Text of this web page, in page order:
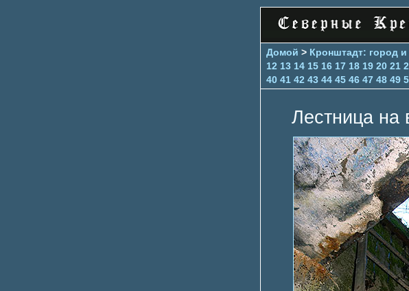
Домой > Кронштадт: город
12 13 14 15 16 17 18 19 20 21
40 41 42 43 44 45 46 47 48 49
Лестница на